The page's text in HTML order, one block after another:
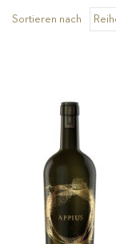
Sortieren nach